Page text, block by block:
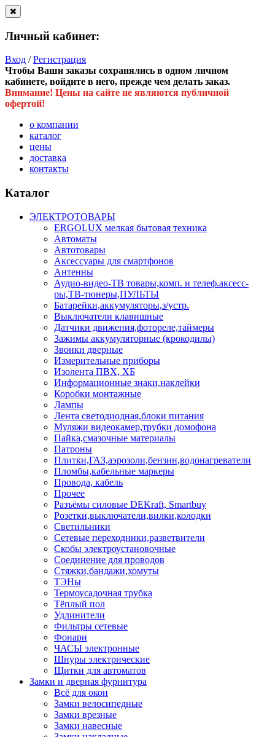
Личный кабинет:
Вход /Регистрация
Чтобы Ваши заказы сохранялись в одном личном
кабинете, войдите в него, прежде чем делать заказ.
Внимание! Цены на сайте не являются публичной
офертой!
о компании
каталог
цены
доставка
контакты
Каталог
ЭЛЕКТРОТОВАРЫ
ERGOLUX мелкая бытовая техника
Автоматы
Автотовары
Аксессуары для смартфонов
Антенны
Аудио-видео-ТВ товары,комп. и телеф.аксесс-
ры,ТВ-тюнеры,ПУЛЬТЫ
Батарейки,аккумуляторы,з/устр.
Выключатели клавишные
Датчики движения,фотореле,таймеры
Зажимы аккумуляторные (крокодилы)
Звонки дверные
Измерительные приборы
Изолента ПВХ, ХБ
Информационные знаки,наклейки
Коробки монтажные
Лампы
Лента светодиодная,блоки питания
Муляжи видеокамер,трубки домофона
Пайка,смазочные материалы
Патроны
Плитки,ГАЗ,аэрозоли,бензин,водонагреватели
Пломбы,кабельные маркеры
Провода, кабель
Прочее
Разъёмы силовые DEKraft, Smartbuy
Розетки,выключатели,вилки,колодки
Светильники
Сетевые переходники,разветвители
Скобы электроустановочные
Соединение для проводов
Стяжки,бандажи,хомуты
ТЭНы
Термоусадочная трубка
Тёплый пол
Удлинители
Фильтры сетевые
Фонари
ЧАСЫ электронные
Шнуры электрические
Щитки для автоматов
Замки и дверная фурнитура
Всё для окон
Замки велосипедные
Замки врезные
Замки навесные